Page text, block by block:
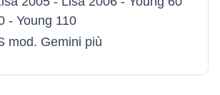
- Young 110
mod. Gemini più